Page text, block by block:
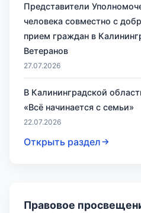
Представители
человека совместно с
прием граждан в
Ветеранов
27.07.2026
В Калининградской
«Всё начинается с семьи»
22.07.2026
Открыть раздел
Правовое